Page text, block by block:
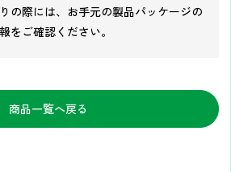
の際には、お手元の製品パッケージの
をご確認ください。
商品一覧へ戻る